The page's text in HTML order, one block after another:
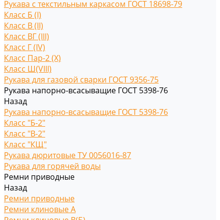
Рукава с текстильным каркасом ГОСТ 18698-79
Класс Б (I)
Класс В (II)
Класс ВГ (III)
Класс Г (IV)
Класс Пар-2 (X)
Класс Ш(VIII)
Рукава для газовой сварки ГОСТ 9356-75
Рукава напорно-всасыващие ГОСТ 5398-76
Назад
Рукава напорно-всасыващие ГОСТ 5398-76
Класс "Б-2"
Класс "В-2"
Класс "КЩ"
Рукава дюритовые ТУ 0056016-87
Рукава для горячей воды
Ремни приводные
Назад
Ремни приводные
Ремни клиновые A